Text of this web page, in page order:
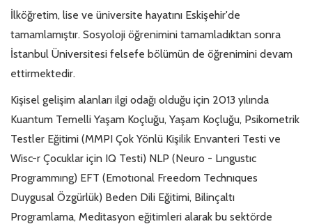
İlköğretim, lise ve üniversite hayatını Eskişehir'de
tamamlamıştır. Sosyoloji öğrenimini tamamladıktan sonra
İstanbul Üniversitesi felsefe bölümün de öğrenimini devam
ettirmektedir.
Kişisel gelişim alanları ilgi odağı olduğu için 2013 yılında
Kuantum Temelli Yaşam Koçluğu, Yaşam Koçluğu, Psikometrik
Testler Eğitimi (MMPI Çok Yönlü Kişilik Envanteri Testi ve
Wisc-r Çocuklar için IQ Testi) NLP (Neuro - Lıngustıc
Programmıng) EFT (Emotıonal Freedom Technıques
Duygusal Özgürlük) Beden Dili Eğitimi, Bilinçaltı
Programlama, Meditasyon eğitimleri alarak bu sektörde